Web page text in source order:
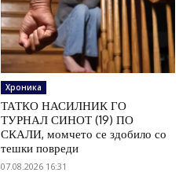
Хроника
ТАТКО НАСИЛНИК ГО
ТУРНАЛ СИНОТ (19) ПО
СКАЛИ, момчето се здобило со
тешки повреди
07.08.2026 16:31